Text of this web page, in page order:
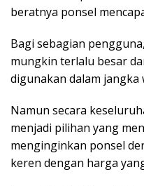
beratnya ponsel
Bagi sebagian
mungkin terlalu besar
digunakan dalam jangka
Namun secara
menjadi pilihan yang
menginginkan ponsel
keren dengan harga